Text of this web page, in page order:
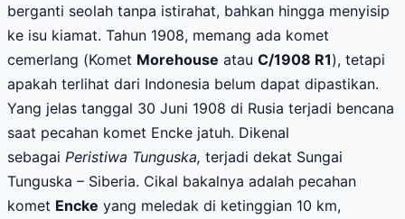
berganti seolah tanpa istirahat, bahkan hingga menyisip
ke isu kiamat. Tahun 1908, memang ada komet
cemerlang (Komet Morehouse atau C/1908 R1), tetapi
apakah terlihat dari Indonesia belum dapat dipastikan.
Yang jelas tanggal 30 Juni 1908 di Rusia terjadi bencana
saat pecahan komet Encke jatuh. Dikenal
sebagai Peristiwa Tunguska, terjadi dekat Sungai
Tunguska – Siberia. Cikal bakalnya adalah pecahan
komet Encke yang meledak di ketinggian 10 km,